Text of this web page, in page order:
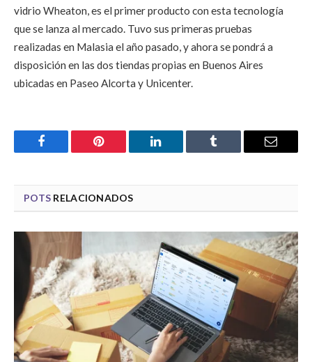
vidrio Wheaton, es el primer producto con esta tecnología
que se lanza al mercado. Tuvo sus primeras pruebas
realizadas en Malasia el año pasado, y ahora se pondrá a
disposición en las dos tiendas propias en Buenos Aires
ubicadas en Paseo Alcorta y Unicenter.
Facebook Pinterest LinkedIn Tumblr Email
POTS RELACIONADOS